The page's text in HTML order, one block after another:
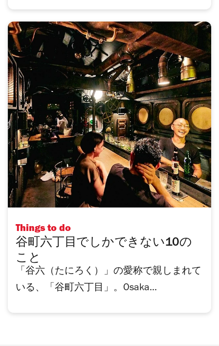
Things to do
谷町六丁目でしかできない10の
こと
「谷六（たにろく）」の愛称で親しまれて
いる、「谷町六丁目」。Osaka...